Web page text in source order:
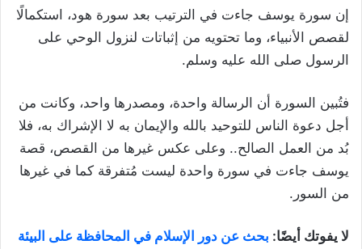
إن سورة يوسف جاءت في الترتيب بعد سورة هود، استكمالًا
لقصص الأنبياء، وما تحتويه من إثباتات لنزول الوحي على
الرسول صلى الله عليه وسلم.
فتُبين السورة أن الرسالة واحدة، ومصدرها واحد، وكانت من
أجل دعوة الناس للتوحيد بالله والإيمان به لا الإشراك به، فلا
بُد من العمل الصالح.. وعلى عكس غيرها من القصص، قصة
يوسف جاءت في سورة واحدة ليست مُتفرقة كما في غيرها
من السور.
لا يفوتك أيضًا: بحث عن دور الإسلام في المحافظة على البيئة